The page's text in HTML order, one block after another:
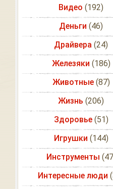
Видео (192)
Деньги (46)
Драйвера (24)
Железяки (186)
Животные(87)
Жизнь (206)
Здоровье(51)
Игрушки (144)
Инструменты
Интересные люди